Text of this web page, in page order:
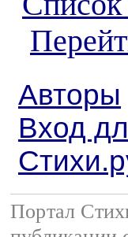
Авторы
Вход
Портал